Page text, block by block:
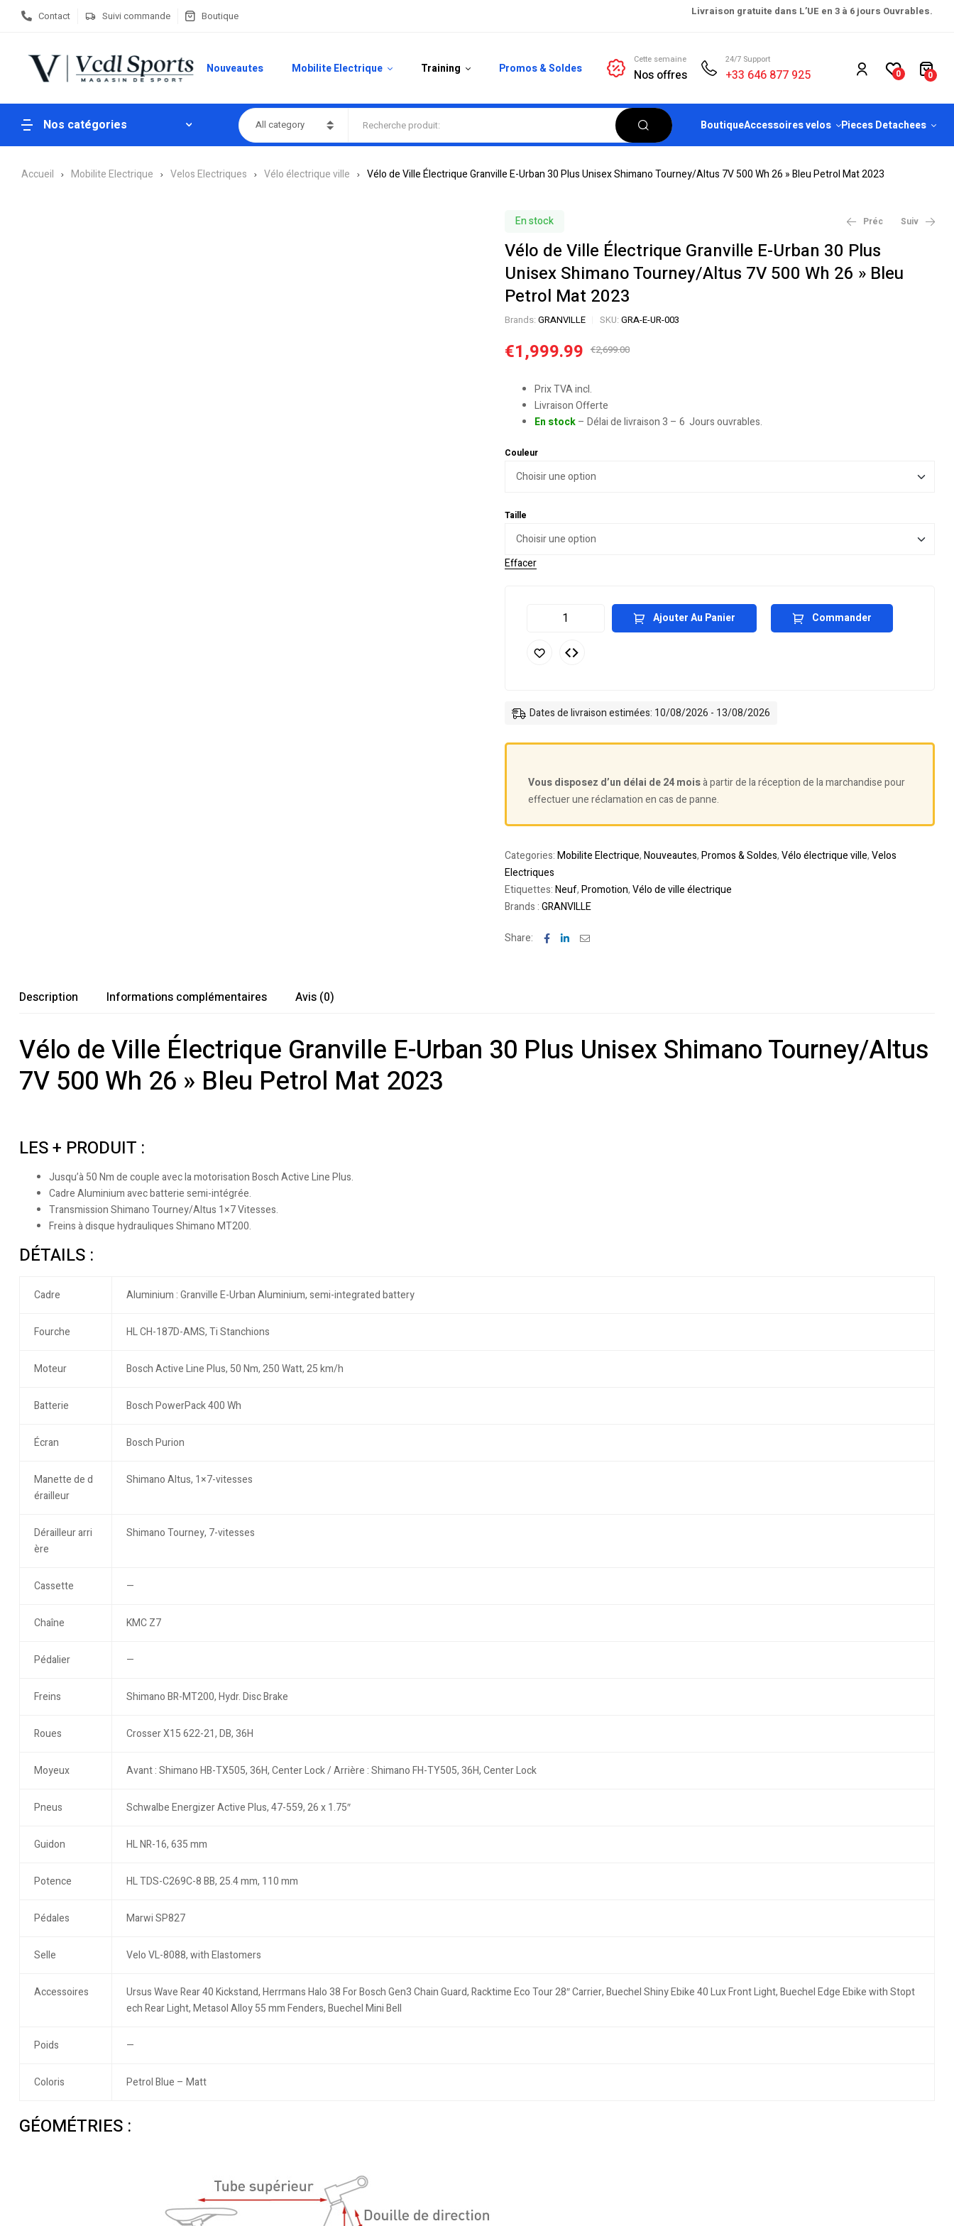
Contact Suivi commande Boutique Livraison gratuite dans L’UE en 3 à 6 jours Ouvrables.
Nouveautes Mobilite Electrique Training Promos & Soldes
Cette semaine
Nos offres
24/7 Support
+33 646 877 925 0 0
Nos catégories All category BoutiqueAccessoires velos Pieces Detachees
Accueil Mobilite Electrique Velos Electriques Vélo électrique ville Vélo de Ville Électrique Granville E-Urban 30 Plus Unisex Shimano Tourney/Altus 7V 500 Wh 26 » Bleu Petrol Mat 2023
En stock Préc
€2,399.00
€ 1,579.99
Suiv
€2,699.00
€ 1,999.99
Vélo de Ville Électrique Granville E-Urban 30 Plus
Unisex Shimano Tourney/Altus 7V 500 Wh 26 » Bleu
Petrol Mat 2023
Brands: GRANVILLE SKU: GRA-E-UR-003
€2,699.00
€1,999.99
Prix TVA incl.
Livraison Offerte
En stock – Délai de livraison 3 – 6 Jours ouvrables.
Couleur
Taille
Effacer
Ajouter Au Panier Commander
Dates de livraison estimées: 10/08/2026 - 13/08/2026
Vous disposez d’un délai de 24 moisà partir de la réception de la marchandise pour
effectuer une réclamation en cas de panne.
Categories:Mobilite Electrique,Nouveautes,Promos & Soldes,Vélo électrique ville,Velos
Electriques
Etiquettes:Neuf,Promotion,Vélo de ville électrique
Brands :GRANVILLE
Share: Facebook
LinkedinEmail
Description Informations complémentaires Avis (0)
Vélo de Ville Électrique Granville E-Urban 30 Plus Unisex Shimano Tourney/Altus
7V 500 Wh 26 » Bleu Petrol Mat 2023
LES + PRODUIT :
Jusqu’à 50 Nm de couple avec la motorisation Bosch Active Line Plus.
Cadre Aluminium avec batterie semi-intégrée.
Transmission Shimano Tourney/Altus 1×7 Vitesses.
Freins à disque hydrauliques Shimano MT200.
DÉTAILS :
Cadre Aluminium : Granville E-Urban Aluminium, semi-integrated battery
Fourche HL CH-187D-AMS, Ti Stanchions
Moteur Bosch Active Line Plus, 50 Nm, 250 Watt, 25 km/h
Batterie Bosch PowerPack 400 Wh
Écran Bosch Purion
Manette de d
érailleur
Shimano Altus, 1×7-vitesses
Dérailleur arri
ère
Shimano Tourney, 7-vitesses
Cassette —
Chaîne KMC Z7
Pédalier —
Freins Shimano BR-MT200, Hydr. Disc Brake
Roues Crosser X15 622-21, DB, 36H
Moyeux Avant : Shimano HB-TX505, 36H, Center Lock / Arrière : Shimano FH-TY505, 36H, Center Lock
Pneus Schwalbe Energizer Active Plus, 47-559, 26 x 1.75″
Guidon HL NR-16, 635 mm
Potence HL TDS-C269C-8 BB, 25.4 mm, 110 mm
Pédales Marwi SP827
Selle Velo VL-8088, with Elastomers
Accessoires
Ursus Wave Rear 40 Kickstand, Herrmans Halo 38 For Bosch Gen3 Chain Guard, Racktime Eco Tour 28″ Carrier, Buechel Shiny Ebike 40 Lux Front Light, Buechel Edge Ebike with Stopt
ech Rear Light, Metasol Alloy 55 mm Fenders, Buechel Mini Bell
Poids —
Coloris Petrol Blue – Matt
GÉOMÉTRIES :